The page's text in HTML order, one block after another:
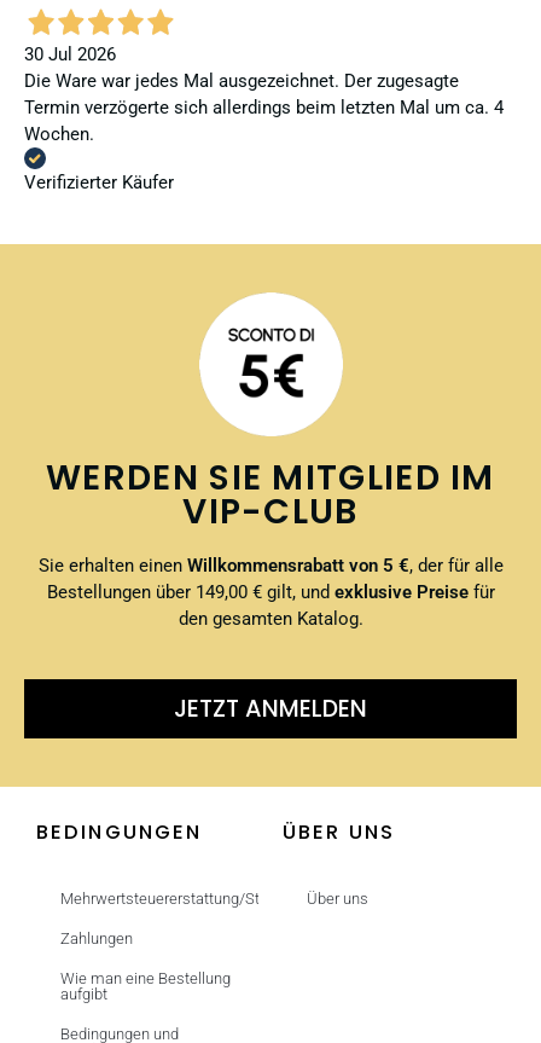
30 Jul 2026
Die Ware war jedes Mal ausgezeichnet. Der zugesagte
Termin verzögerte sich allerdings beim letzten Mal um ca. 4
Wochen.
Verifizierter Käufer
WERDEN SIE MITGLIED IM
VIP-CLUB
Sie erhalten einenWillkommensrabatt von 5 €, der für alle
Bestellungen über 149,00 € gilt, und exklusive Preisefür
den gesamten Katalog.
JETZT ANMELDEN
BEDINGUNGEN
Mehrwertsteuererstattung/Steuerfrei
Zahlungen
Wie man eine Bestellung
aufgibt
Bedingungen und
ÜBER UNS
Über uns